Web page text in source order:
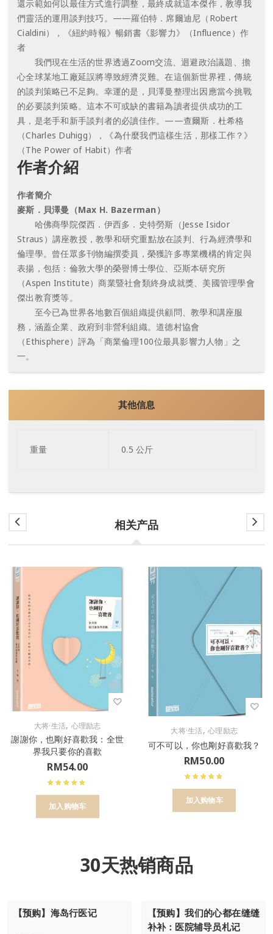
還示範如何以最佳方式進行調整，最終成就這本傑作，教導我
們靈活的運用談判技巧。——羅伯特．席爾迪尼（Robert
Cialdini），《紐約時報》暢銷書《影響力》（Influence）作
者
我們現在生活的世界透過Zoom交流、迴避政治議題、擔
心全球某地工廠延誤將導致經濟災難。在這個新世界裡，傳統
的談判策略已不足夠。幸運的是，貝澤曼整理出因應當今挑戰
的必要談判策略。這本不可或缺的書籍為讀者提供成功的工
具，是老手和新手談判者的必讀佳作。——查爾斯．杜希格
（Charles Duhigg），《為什麼我們這樣生活，那樣工作？》
（The Power of Habit）作者
作者介紹
作者簡介
麥斯．貝澤曼（Max H. Bazerman）
哈佛商學院傑西．伊西多．史特勞斯（Jesse Isidor
Straus）講座教授，教學和研究重點放在談判、行為經濟學和
倫理學。曾任眾多刊物編撰委員，榮獲許多專業機構的肯定與
表揚，包括：倫敦大學的榮譽博士學位、亞斯本研究所
（Aspen Institute）商業暨社會類終身成就獎、美國管理學會
傑出教育獎等。
至今已為世界各地數百個組織提供顧問、教學和講座服
務，涵蓋企業、政府到非營利組織。道德村協會
（Ethisphere）評為「商業倫理100位最具影響力人物」之
一。
其他信息
重量 0.5 公斤
相关产品
大将·生活, 心理励志
謝謝你，也剛好喜歡我：全世
界我只要你的喜歡
RM54.00
加入购物车
大将·生活,心理励志
可不可以，你也剛好喜歡我？
RM50.00
加入购物车
30天热销商品
【预购】海岛行医记
【预购】我们的心都在缝缝
补补：医院辅导员札记